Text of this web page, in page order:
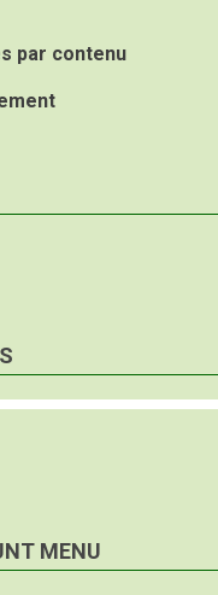
par contenu
MENU